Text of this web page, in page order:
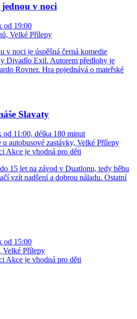
v noci
od 19:00
Velké Přílepy
v noci je úspěšná černá komedie
Divadlo Exil. Autorem předlohy je
Rovner. Hra pojednává o mateřské
Slavaty
od 11:00, délka 180 minut
autobusové zastávky, Velké Přílepy
Akce je vhodná pro děti
15 let na závod v Duatlonu, tedy běhu
vzít nadšení a dobrou náladu. Ostatní
od 15:00
Velké Přílepy
Akce je vhodná pro děti